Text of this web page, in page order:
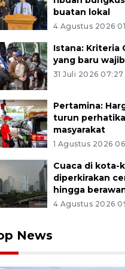
buatan lokal
4 Agustus 2026
Istana: Kriteria
yang baru
31 Juli 2026 07:27
Pertamina:
turun
masyarakat
1 Agustus 2026
Cuaca di kota-
diperkirakan
hingga
4 Agustus 2026
News